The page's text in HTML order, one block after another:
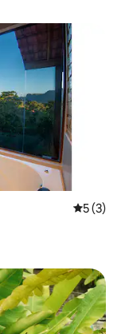
औसत रेटिंग
5 (3)